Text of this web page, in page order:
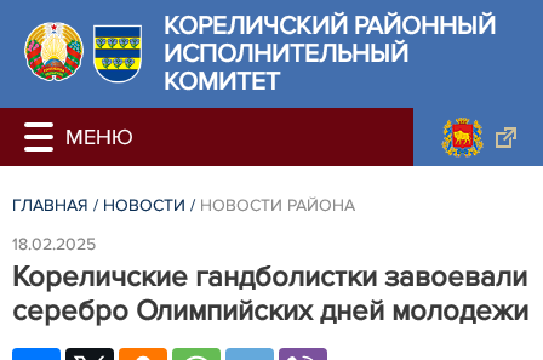
КОРЕЛИЧСКИЙ РАЙОННЫЙ
ИСПОЛНИТЕЛЬНЫЙ
КОМИТЕТ
ГЛАВНАЯ / НОВОСТИ / НОВОСТИ РАЙОНА
18.02.2025
Кореличские гандболистки завоевали
серебро Олимпийских дней молодежи